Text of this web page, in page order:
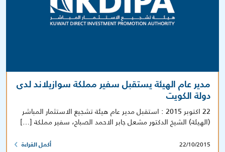
مدير عام الهيئة يستقبل سفير مملكة سوازيلاند لدى
دولة الكويت
22 اكتوبر 2015 : استقبل مدير عام هيئة تشجيع الاستثمار المباشر
(الهيئة) الشيخ الدكتور مشعل جابر الاحمد الصباح، سفير مملكة […]
22/10/2015 أكمل القراءة